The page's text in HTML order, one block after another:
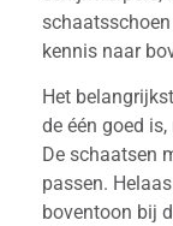
kennis naar
Het
de één goed
De schaatsen
passen.
boventoon bij